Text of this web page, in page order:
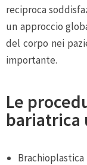
reciproca
un approccio
del corpo nei
importante.
Le
bariatrica